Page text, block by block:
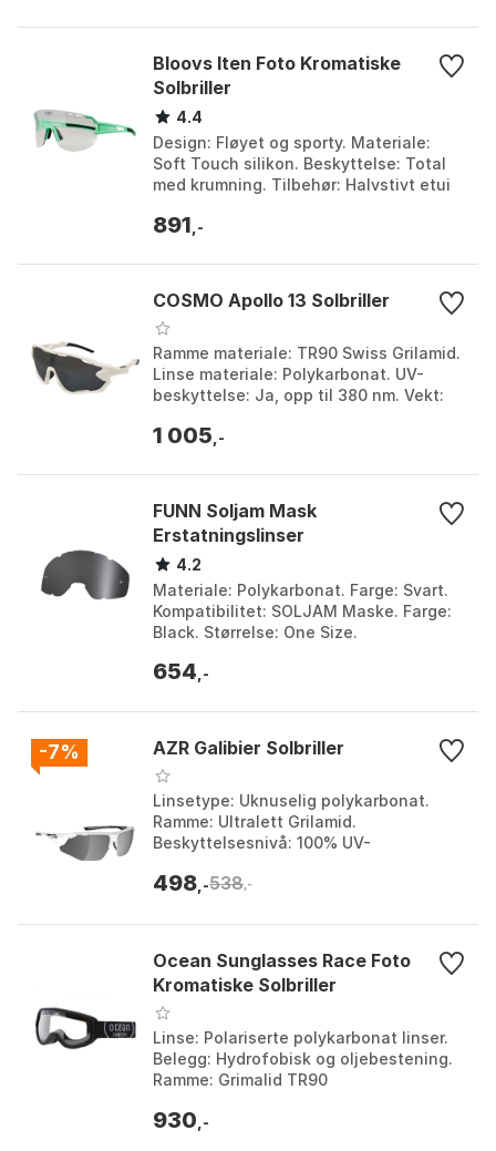
Bloovs Iten Foto Kromatiske
Solbriller
4.4
Design: Fløyet og sporty. Materiale:
Soft Touch silikon. Beskyttelse: Total
med krumning. Tilbehør: Halvstivt etui
Størr...
891 ,-
COSMO Apollo 13 Solbriller
Ramme materiale: TR90 Swiss Grilamid.
Linse materiale: Polykarbonat. UV-
beskyttelse: Ja, opp til 380 nm. Vekt:
matte. Stør...
1 005 ,-
FUNN Soljam Mask
Erstatningslinser
4.2
Materiale: Polykarbonat. Farge: Svart.
Kompatibilitet: SOLJAM Maske. Farge:
Black. Størrelse: One Size.
654 ,-
-7% AZR Galibier Solbriller
Linsetype: Uknuselig polykarbonat.
Ramme: Ultralett Grilamid.
Beskyttelsesnivå: 100% UV-
Farge: Bright white / black. Større...
498 ,-538 ,-
Ocean Sunglasses Race Foto
Kromatiske Solbriller
Linse: Polariserte polykarbonat linser.
Belegg: Hydrofobisk og oljebestening.
Ramme: Grimalid TR90
Konstant ventilasjon. Far...
930 ,-